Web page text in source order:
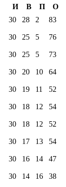
И В П
О
30 28 2 83
30 25 5 76
30 25 5 73
30 20 10 64
30 19 11 52
30 18 12 54
30 18 12 52
30 17 13 54
30 16 14 47
30 14 16 38